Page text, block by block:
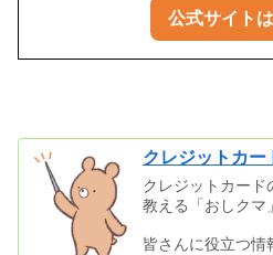
公式サイト
クレジットカ
クレジットカード
教える「おしクマ
皆さんに役立つ情